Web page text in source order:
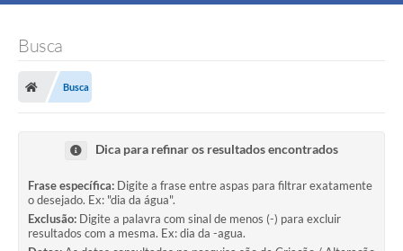
Busca
Busca
Dica para refinar os resultados encontrados
Frase específica: Digite a frase entre aspas para filtrar exatamente
o desejado. Ex: "dia da água".
Exclusão: Digite a palavra com sinal de menos (-) para excluir
resultados com a mesma. Ex: dia da -agua.